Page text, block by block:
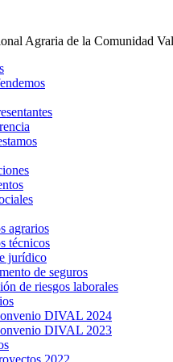
Agraria de la Comunidad
agrarios
técnicos
jurídico
de seguros
de riesgos laborales
DIVAL 2024
DIVAL 2023
2022